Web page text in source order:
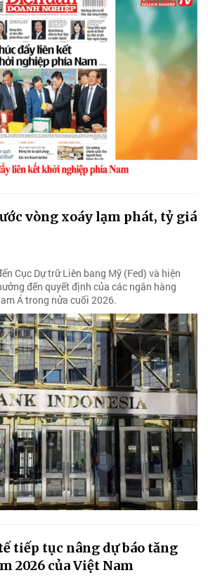
vòng xoáy lạm phát, tỷ giá
Cục Dự trữ Liên bang Mỹ (Fed) và hiện
đến quyết định của các ngân hàng
Á trong nửa cuối 2026.
tiếp tục nâng dự báo tăng
2026 của Việt Nam